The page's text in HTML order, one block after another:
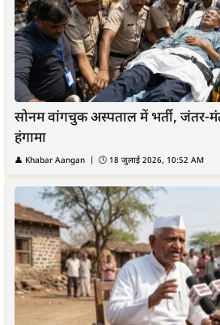
सोनम वांगचुक अस्पताल में भर्ती, जंतर-
हंगामा
👤 Khabar Aangan | 🕒 18 जुलाई 2026, 10:52 AM